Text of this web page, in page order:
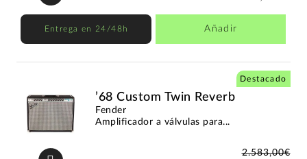
Entrega en 24/48h Añadir
’68 Custom Twin Reverb
Fender
Amplificador a válvulas para...
2.583,00€
Destacado